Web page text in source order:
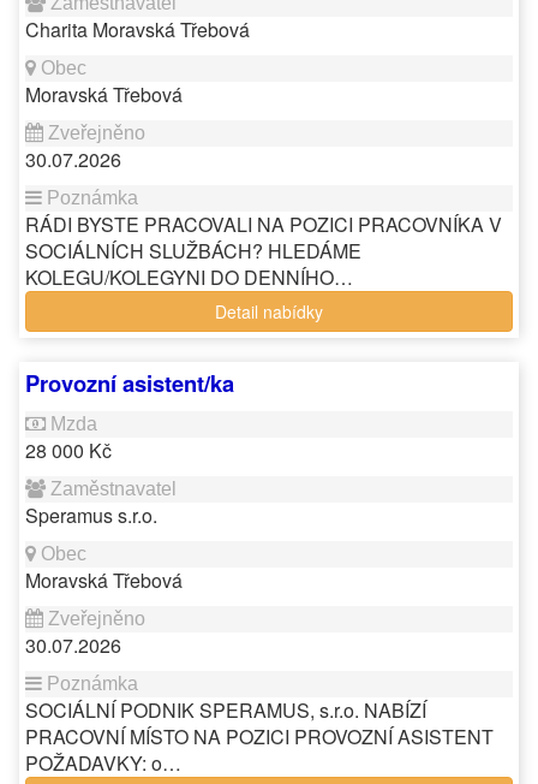
Charita Moravská Třebová
Moravská Třebová
30.07.2026
RÁDI BYSTE PRACOVALI NA POZICI PRACOVNÍKA V
SOCIÁLNÍCH SLUŽBÁCH? HLEDÁME
KOLEGU/KOLEGYNI DO DENNÍHO…
Detail nabídky
Provozní asistent/ka
28 000 Kč
Speramus s.r.o.
Moravská Třebová
30.07.2026
SOCIÁLNÍ PODNIK SPERAMUS, s.r.o. NABÍZÍ
PRACOVNÍ MÍSTO NA POZICI PROVOZNÍ ASISTENT
POŽADAVKY: o…